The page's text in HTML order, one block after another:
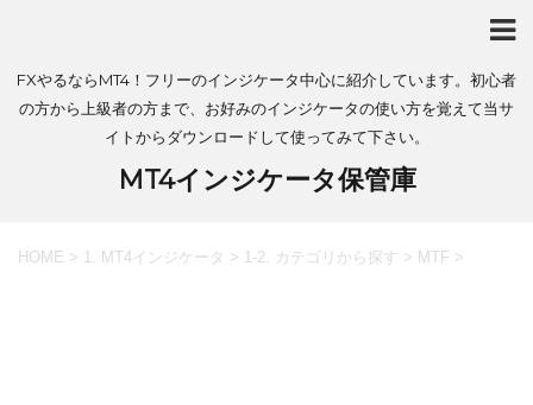
FXやるならMT4！フリーのインジケータ中心に紹介しています。初心者
の方から上級者の方まで、お好みのインジケータの使い方を覚えて当サ
イトからダウンロードして使ってみて下さい。
MT4インジケータ保管庫
HOME > 1. MT4インジケータ > 1-2. カテゴリから探す > MTF >